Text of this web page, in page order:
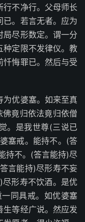
行不净行。父母师长
已。若言无者。应为
局尽形数定。谓一分
种定限不发律仪。教
忏悔罪已。然后与受
为优婆塞。如来至真
竟归依法竟归依僧
。是我世尊(三说已
塞戒。能持不。(答
持不。(答言能持)尽
言能持)尽形寿不妄
形寿不饮酒。是优
同具戒。如优婆塞
生等经广说。然应发